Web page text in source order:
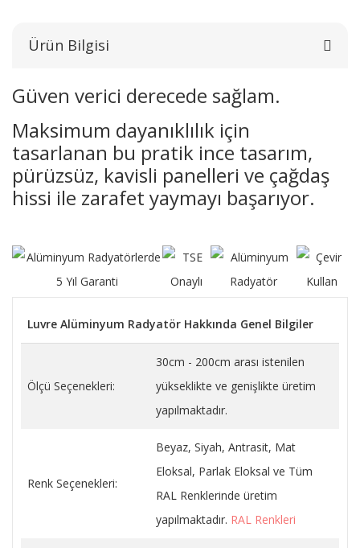
Ürün Bilgisi
Güven verici derecede sağlam.
Maksimum dayanıklılık için
tasarlanan bu pratik ince tasarım,
pürüzsüz, kavisli panelleri ve çağdaş
hissi ile zarafet yaymayı başarıyor.
Luvre Alüminyum Radyatör Hakkında Genel Bilgiler
Ölçü Seçenekleri:
30cm - 200cm arası istenilen
yükseklikte ve genişlikte üretim
yapılmaktadır.
Renk Seçenekleri:
Beyaz, Siyah, Antrasit, Mat
Eloksal, Parlak Eloksal ve Tüm
RAL Renklerinde üretim
yapılmaktadır. RAL Renkleri